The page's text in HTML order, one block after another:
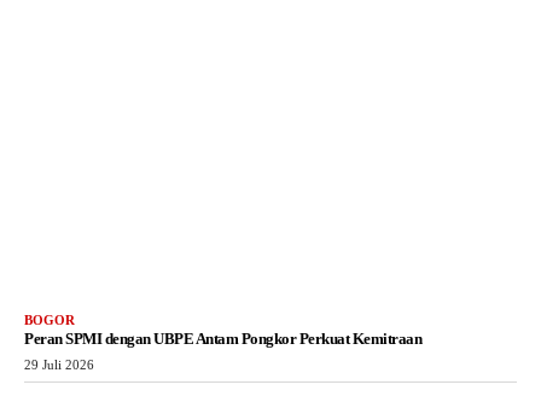
BOGOR
Peran SPMI dengan UBPE Antam Pongkor Perkuat Kemitraan
29 Juli 2026